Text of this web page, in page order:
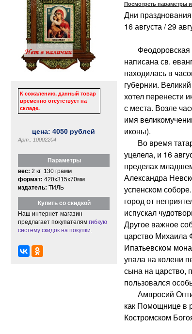
К сожалению, данный товар
временно отсутствует на
складе.
цена:4050 рублей
Арт.: 10002204
Параметры
вес: 2 кг 130 грамм
формат: 420x315x70мм
издатель: ТИЛЬ
Купить со скидкой
Наш интернет-магазин
предлагает покупателям гибкую
систему скидок на покупки
Посмотреть параметры
Дни
16 августа / 29
Феодоровская
написана св.
находилась в
губернии.
хотел перенести
с места. Возле
имя
иконы).
Во время
уцелела, и 16
пределах
Александра
успенском
город от
испускал
Другое важное
царство Михаила
Ипатьевском
упала на колени
сына на царство,
пользовался
Амвросий
как Помощнице в
Костромском